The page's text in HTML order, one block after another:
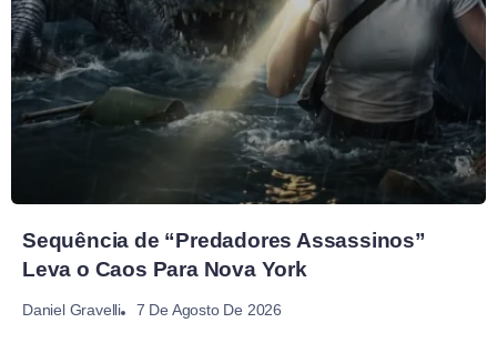
Sequência de “Predadores Assassinos”
Leva o Caos Para Nova York
Daniel Gravelli 7 De Agosto De 2026